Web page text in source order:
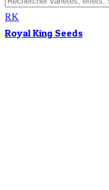
RK
Royal King Seeds